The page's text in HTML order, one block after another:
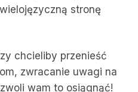
stronę
chcieliby przenieść
zwracanie uwagi na
wam to osiągnąć!